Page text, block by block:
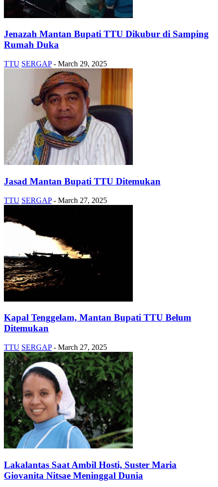
Jenazah Mantan Bupati TTU Dikubur di Samping
Rumah Duka
TTU SERGAP - March 29, 2025
Jasad Mantan Bupati TTU Ditemukan
TTU SERGAP - March 27, 2025
Kapal Tenggelam, Mantan Bupati TTU Belum
Ditemukan
TTU SERGAP - March 27, 2025
Lakalantas Saat Ambil Hosti, Suster Maria
Giovanita Nitsae Meninggal Dunia